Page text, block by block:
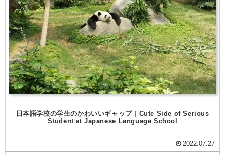
日本語学校の学生のかわいいギャップ | Cute Side of Serious
Student at Japanese Language School
2022.07.27